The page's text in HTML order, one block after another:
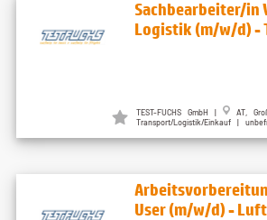
Sachbearbeiter/in
Logistik (m/w/d) -
TEST-FUCHS GmbH |
AT,
Transport/Logistik/Einkauf |
User (m/w/d) -